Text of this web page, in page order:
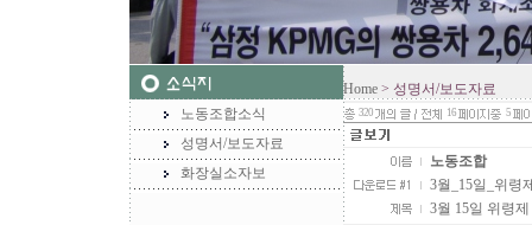
노동조합소식
성명서/보도자료
화장실소자보
Home > 성명서/보도자료
320 16 5
노동조합
3월_15일_위령
3월 15일 위령